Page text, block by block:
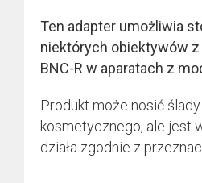
Ten adapter umożliwia
niektórych obiektywów
BNC-R w aparatach z
Produkt może nosić
kosmetycznego, ale jest
działa zgodnie z